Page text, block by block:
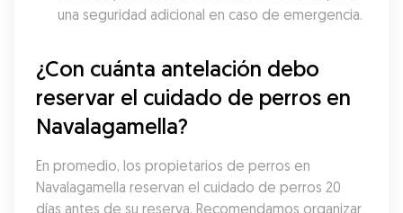
una seguridad adicional en caso de emergencia.
¿Con cuánta antelación debo
reservar el cuidado de perros en
Navalagamella?
En promedio, los propietarios de perros en
Navalagamella reservan el cuidado de perros 20
días antes de su reserva. Recomendamos organizar